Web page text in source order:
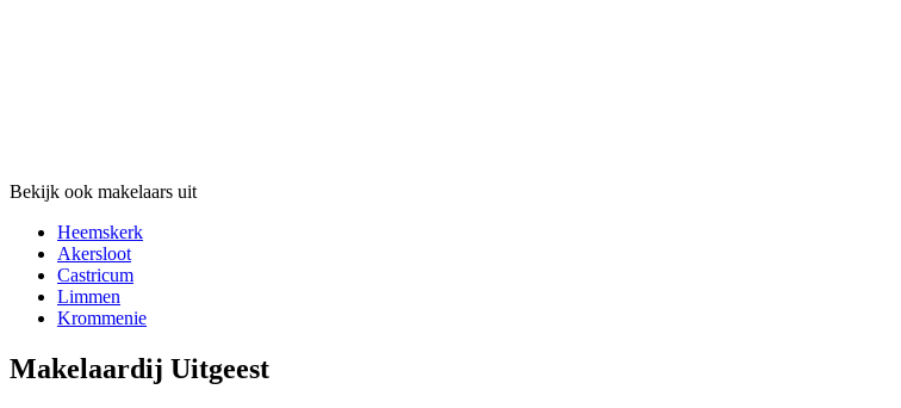
Bekijk ook makelaars uit
Heemskerk
Akersloot
Castricum
Limmen
Krommenie
Makelaardij Uitgeest